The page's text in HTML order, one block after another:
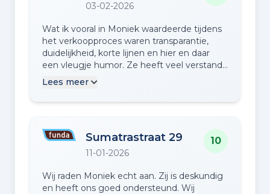
03-02-2026
Wat ik vooral in Moniek waardeerde tijdens
het verkoopproces waren transparantie,
duidelijkheid, korte lijnen en hier en daar
een vleugje humor. Ze heeft veel verstand
van zaken en is realistisch. Kortom ik heb
woning als uiterst prettig ervaren!
Lees meer
Sumatrastraat 29
11-01-2026
10
Wij raden Moniek echt aan. Zij is deskundig
en heeft ons goed ondersteund. Wij